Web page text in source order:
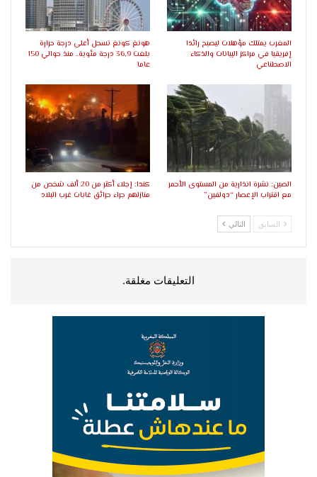
المغرب يمتلك مؤهلات ليصبح رائدا
إفريقيا في مراكز البيانات والذكاء
الاصطناعي
هونغ كونغ تسجل أعلى درجة حرارة
بلغت 36,9 درجة مئوية.. منذ حوالي 150
عاما
الصين: نشرة انذارية من المستوى الأحمر
مع اقتراب الإعصار “دولفين”
كندا: إجلاء أكثر من 20 ألف شخص من
منازلهم جراء حرائق غابات غرب البلاد
السابق التالي
التعليقات مغلقة.